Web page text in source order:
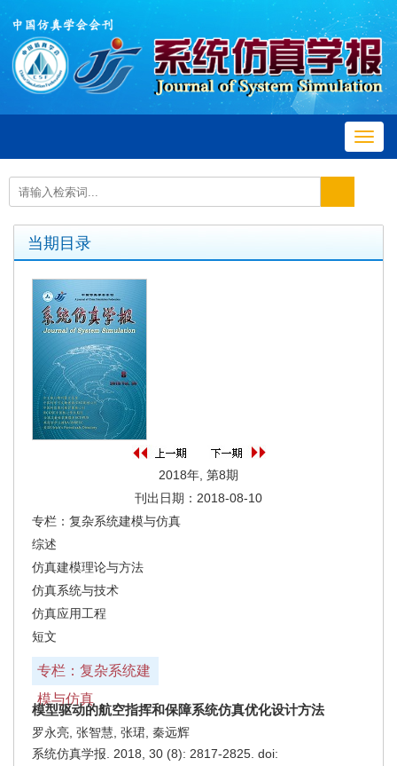
当期目录
2018年, 第8期
刊出日期：2018-08-10
专栏：复杂系统建模与仿真
综述
仿真建模理论与方法
仿真系统与技术
仿真应用工程
短文
专栏：复杂系统建
模与仿真
模型驱动的航空指挥和保障系统仿真优化设计方法
罗永亮, 张智慧, 张珺, 秦远辉
系统仿真学报. 2018, 30 (8): 2817-2825. doi: